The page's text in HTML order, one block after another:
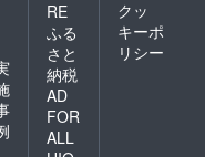
RE
ふる
さと
納税
AD
FOR
ALL
クッ
キーポ
リシー